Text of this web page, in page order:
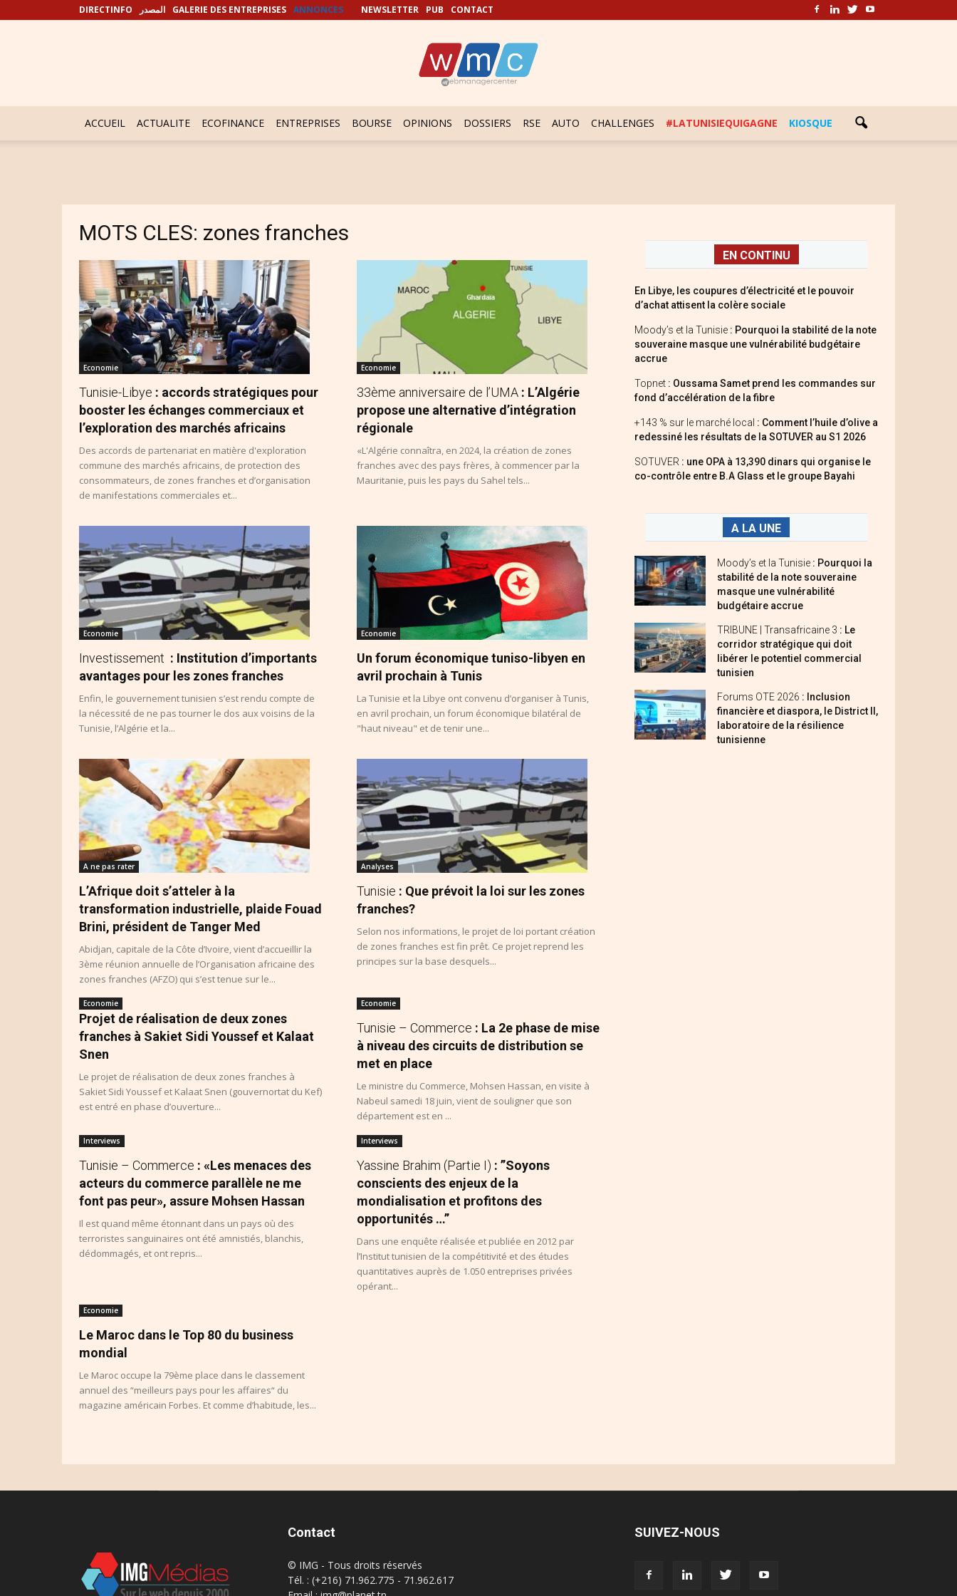
DIRECTINFO المصدر GALERIE DES ENTREPRISES ANNONCES NEWSLETTER PUB CONTACT
ACCUEIL ACTUALITE ECOFINANCE ENTREPRISES BOURSE OPINIONS DOSSIERS RSE AUTO CHALLENGES #LATUNISIEQUIGAGNE KIOSQUE
MOTS CLES: zones franches
Economie
Tunisie-Libye : accords stratégiques pour
booster les échanges commerciaux et
l’exploration des marchés africains
Des accords de partenariat en matière d'exploration
commune des marchés africains, de protection des
consommateurs, de zones franches et d’organisation
de manifestations commerciales et...
Economie
33ème anniversaire de l’UMA : L’Algérie
propose une alternative d’intégration
régionale
«L'Algérie connaîtra, en 2024, la création de zones
franches avec des pays frères, à commencer par la
Mauritanie, puis les pays du Sahel tels...
Economie
Investissement : Institution d’importants
avantages pour les zones franches
Enfin, le gouvernement tunisien s’est rendu compte de
la nécessité de ne pas tourner le dos aux voisins de la
Tunisie, l’Algérie et la...
Economie
Un forum économique tuniso-libyen en
avril prochain à Tunis
La Tunisie et la Libye ont convenu d’organiser à Tunis,
en avril prochain, un forum économique bilatéral de
"haut niveau" et de tenir une...
A ne pas rater
L’Afrique doit s’atteler à la
transformation industrielle, plaide Fouad
Brini, président de Tanger Med
Abidjan, capitale de la Côte d’Ivoire, vient d’accueillir la
3ème réunion annuelle de l’Organisation africaine des
zones franches (AFZO) qui s’est tenue sur le...
Analyses
Tunisie : Que prévoit la loi sur les zones
franches?
Selon nos informations, le projet de loi portant création
de zones franches est fin prêt. Ce projet reprend les
principes sur la base desquels...
Economie
Projet de réalisation de deux zones
franches à Sakiet Sidi Youssef et Kalaat
Snen
Le projet de réalisation de deux zones franches à
Sakiet Sidi Youssef et Kalaat Snen (gouvernortat du Kef)
est entré en phase d’ouverture...
Economie
Tunisie – Commerce : La 2e phase de mise
à niveau des circuits de distribution se
met en place
Le ministre du Commerce, Mohsen Hassan, en visite à
Nabeul samedi 18 juin, vient de souligner que son
département est en ...
Interviews
Tunisie – Commerce : «Les menaces des
acteurs du commerce parallèle ne me
font pas peur», assure Mohsen Hassan
Il est quand même étonnant dans un pays où des
terroristes sanguinaires ont été amnistiés, blanchis,
dédommagés, et ont repris...
Interviews
Yassine Brahim (Partie I) : ”Soyons
conscients des enjeux de la
mondialisation et profitons des
opportunités …”
Dans une enquête réalisée et publiée en 2012 par
l’Institut tunisien de la compétitivité et des études
quantitatives auprès de 1.050 entreprises privées
opérant...
Economie
Le Maroc dans le Top 80 du business
mondial
Le Maroc occupe la 79ème place dans le classement
annuel des “meilleurs pays pour les affaires“ du
magazine américain Forbes. Et comme d’habitude, les...
EN CONTINU
En Libye, les coupures d’électricité et le pouvoir
d’achat attisent la colère sociale
Moody’s et la Tunisie : Pourquoi la stabilité de la note
souveraine masque une vulnérabilité budgétaire
accrue
Topnet : Oussama Samet prend les commandes sur
fond d’accélération de la fibre
+143 % sur le marché local : Comment l’huile d’olive a
redessiné les résultats de la SOTUVER au S1 2026
SOTUVER : une OPA à 13,390 dinars qui organise le
co-contrôle entre B.A Glass et le groupe Bayahi
A LA UNE
Moody’s et la Tunisie : Pourquoi la
stabilité de la note souveraine
masque une vulnérabilité
budgétaire accrue
TRIBUNE | Transafricaine 3 : Le
corridor stratégique qui doit
libérer le potentiel commercial
tunisien
Forums OTE 2026 : Inclusion
financière et diaspora, le District II,
laboratoire de la résilience
tunisienne
Contact
© IMG - Tous droits réservés
Tél. : (+216) 71.962.775 - 71.962.617
SUIVEZ-NOUS